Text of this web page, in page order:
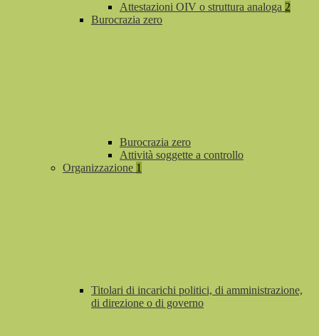
Attestazioni OIV o struttura analoga 2
Burocrazia zero
Burocrazia zero
Attività soggette a controllo
Organizzazione 1
Titolari di incarichi politici, di amministrazione,
di direzione o di governo